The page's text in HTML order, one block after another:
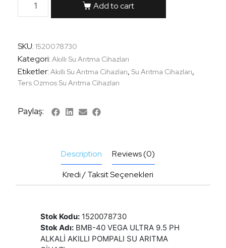
Add to cart
SKU: 1520078730
Kategori: Akıllı Su Arıtma Cihazları
Etiketler: Akıllı Su Arıtma Cihazları, Su Arıtma Cihazları,
Ters Ozmos Su Arıtma Cihazları
Paylaş:
Description
Reviews (0)
Kredi / Taksit Seçenekleri
Stok Kodu: 1520078730
Stok Adı: BMB-40 VEGA ULTRA 9.5 PH
ALKALİ AKILLI POMPALI SU ARITMA